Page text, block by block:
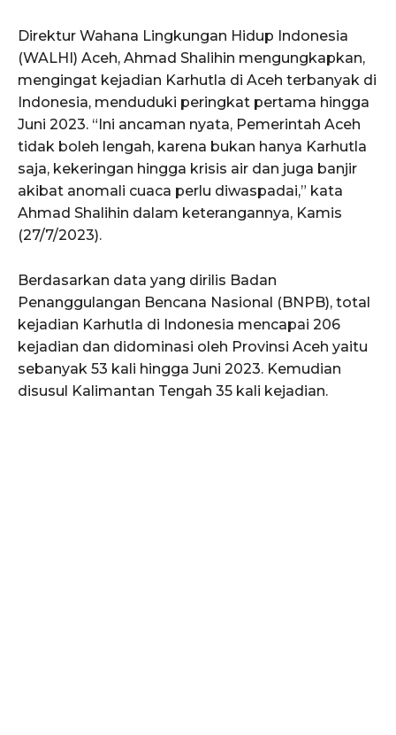
Direktur Wahana Lingkungan Hidup Indonesia
(WALHI) Aceh, Ahmad Shalihin mengungkapkan,
mengingat kejadian Karhutla di Aceh terbanyak di
Indonesia, menduduki peringkat pertama hingga
Juni 2023. “Ini ancaman nyata, Pemerintah Aceh
tidak boleh lengah, karena bukan hanya Karhutla
saja, kekeringan hingga krisis air dan juga banjir
akibat anomali cuaca perlu diwaspadai,” kata
Ahmad Shalihin dalam keterangannya, Kamis
(27/7/2023).
Berdasarkan data yang dirilis Badan
Penanggulangan Bencana Nasional (BNPB), total
kejadian Karhutla di Indonesia mencapai 206
kejadian dan didominasi oleh Provinsi Aceh yaitu
sebanyak 53 kali hingga Juni 2023. Kemudian
disusul Kalimantan Tengah 35 kali kejadian.